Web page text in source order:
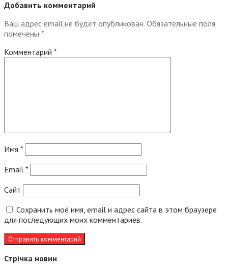
Добавить комментарий
Ваш адрес email не будет опубликован. Обязательные поля
помечены *
Комментарий *
Имя *
Email *
Сайт
Сохранить моё имя, email и адрес сайта в этом браузере
для последующих моих комментариев.
Стрічка новин